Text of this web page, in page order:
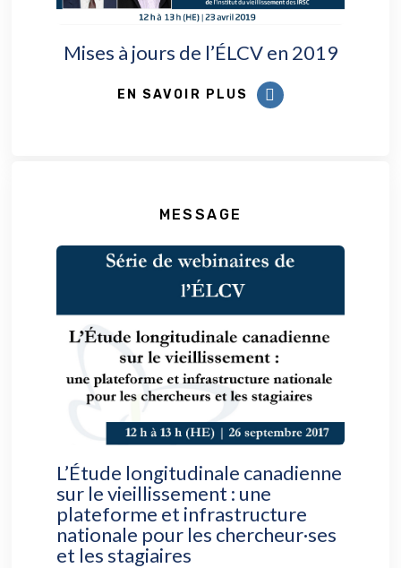
Mises à jours de l’ÉLCV en 2019
EN SAVOIR PLUS
MESSAGE
L’Étude longitudinale canadienne
sur le vieillissement : une
plateforme et infrastructure
nationale pour les chercheur·ses
et les stagiaires